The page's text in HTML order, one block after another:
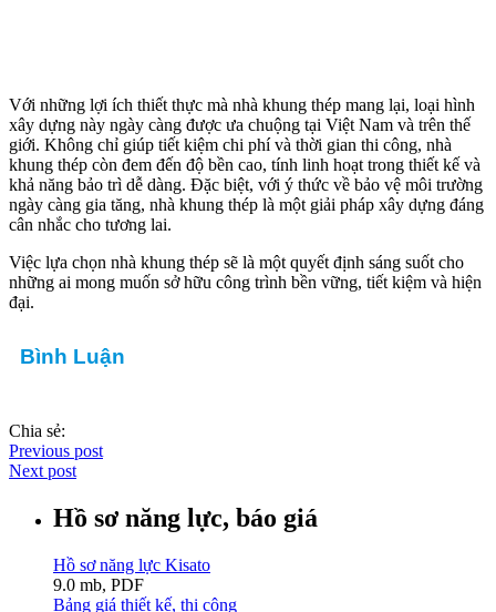
Với những lợi ích thiết thực mà nhà khung thép mang lại, loại hình
xây dựng này ngày càng được ưa chuộng tại Việt Nam và trên thế
giới. Không chỉ giúp tiết kiệm chi phí và thời gian thi công, nhà
khung thép còn đem đến độ bền cao, tính linh hoạt trong thiết kế và
khả năng bảo trì dễ dàng. Đặc biệt, với ý thức về bảo vệ môi trường
ngày càng gia tăng, nhà khung thép là một giải pháp xây dựng đáng
cân nhắc cho tương lai.
Việc lựa chọn nhà khung thép sẽ là một quyết định sáng suốt cho
những ai mong muốn sở hữu công trình bền vững, tiết kiệm và hiện
đại.
Bình Luận
Chia sẻ:
Previous post
Next post
Hồ sơ năng lực, báo giá
Hồ sơ năng lực Kisato
9.0 mb, PDF
Bảng giá thiết kế, thi công